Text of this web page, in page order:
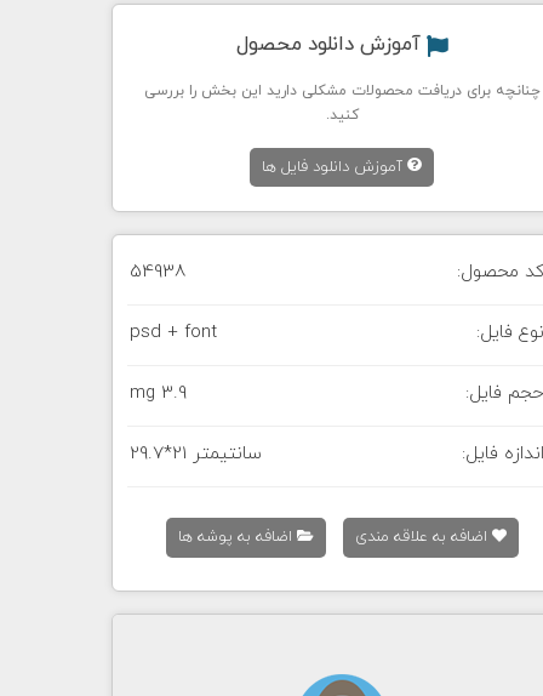
آموزش دانلود محصول
چنانچه برای دریافت محصولات مشکلی دارید این بخش را بررسی
کنید.
آموزش دانلود فایل ها
کد محصول: 54938
نوع فایل: psd + font
حجم فایل: 3.9 mg
اندازه فایل: 29.7*21 سانتیمتر
اضافه به علاقه مندی اضافه به پوشه ها